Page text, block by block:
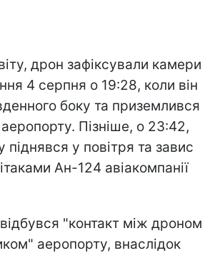
дрон зафіксували камери
4 серпня о 19:28, коли він
боку та приземлився
аеропорту. Пізніше, о 23:42,
піднявся у повітря та завис
Ан-124 авіакомпанії
"контакт між дроном
аеропорту, внаслідок